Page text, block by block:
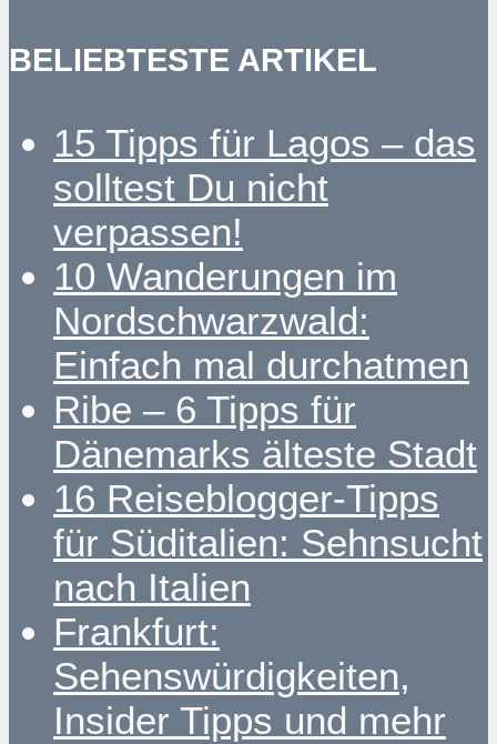
BELIEBTESTE ARTIKEL
15 Tipps für Lagos – das
solltest Du nicht
verpassen!
10 Wanderungen im
Nordschwarzwald:
Einfach mal durchatmen
Ribe – 6 Tipps für
Dänemarks älteste Stadt
16 Reiseblogger-Tipps
für Süditalien: Sehnsucht
nach Italien
Frankfurt:
Sehenswürdigkeiten,
Insider Tipps und mehr